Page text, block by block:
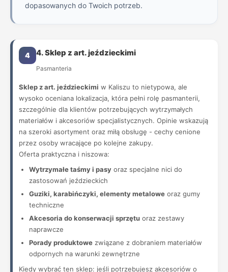
dopasowanych do Twoich potrzeb.
4 4. Sklep z art. jeździeckimi
Pasmanteria
Sklep z art. jeździeckimi w Kaliszu to nietypowa, ale
wysoko oceniana lokalizacja, która pełni rolę pasmanterii,
szczególnie dla klientów potrzebujących wytrzymałych
materiałów i akcesoriów specjalistycznych. Opinie wskazują
na szeroki asortyment oraz miłą obsługę - cechy cenione
przez osoby wracające po kolejne zakupy.
Oferta praktyczna i niszowa:
Wytrzymałe taśmy i pasy oraz specjalne nici do
zastosowań jeździeckich
Guziki, karabińczyki, elementy metalowe oraz gumy
techniczne
Akcesoria do konserwacji sprzętu oraz zestawy
naprawcze
Porady produktowe związane z dobraniem materiałów
odpornych na warunki zewnętrzne
Kiedy wybrać ten sklep: jeśli potrzebujesz akcesoriów o